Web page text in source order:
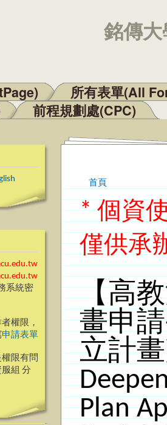
銘傳
所有表單(All
前程規劃處(CPC)
系統密
權限，
申請表單
限有問
組 分
您在這裡
首頁
* 個資
僅供承
【高
畫申
立計畫
Plan